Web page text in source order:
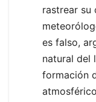
rastrear su
es falso,
natural del
formación